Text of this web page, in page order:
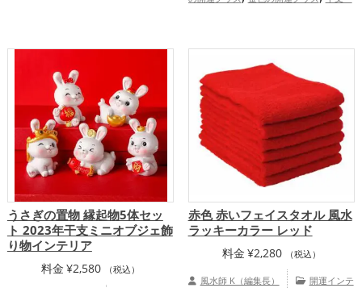
総合運・全体運アップ
うさぎの置物 縁起物5体セッ
ト 2023年干支ミニオブジェ飾
り物インテリア
料金 ¥2,580 （税込）
赤色 赤いフェイスタオル 風水
ラッキーカラー レッド
料金 ¥2,280 （税込）
風水師 K（編集長）
開運インテ